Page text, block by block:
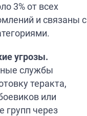
3% от всех
и связаны с
угрозы.
службы
теракта,
или
групп через